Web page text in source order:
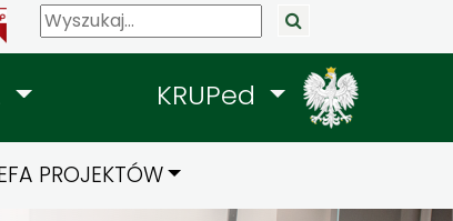
KRUPed
PROJEKTÓW